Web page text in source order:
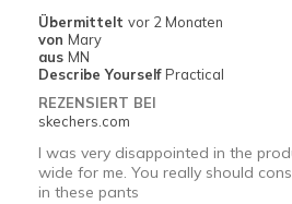
Übermittelt vor 2 Monaten
von Mary
aus MN
Describe Yourself Practical
REZENSIERT BEI
skechers.com
I was very disappointed in the
wide for me. You really should
in these pants